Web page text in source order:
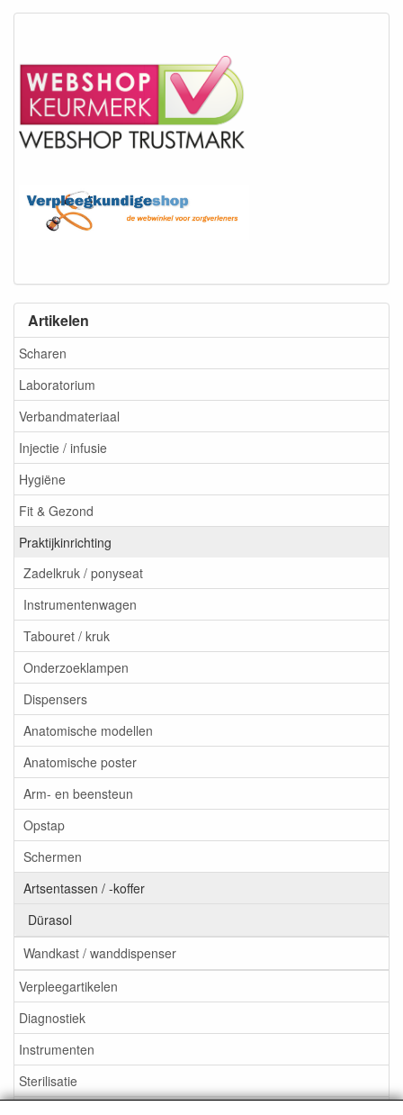
Artikelen
Scharen
Laboratorium
Verbandmateriaal
Injectie / infusie
Hygiëne
Fit & Gezond
Praktijkinrichting
Zadelkruk / ponyseat
Instrumentenwagen
Tabouret / kruk
Onderzoeklampen
Dispensers
Anatomische modellen
Anatomische poster
Arm- en beensteun
Opstap
Schermen
Artsentassen / -koffer
Dürasol
Wandkast / wanddispenser
Verpleegartikelen
Diagnostiek
Instrumenten
Sterilisatie